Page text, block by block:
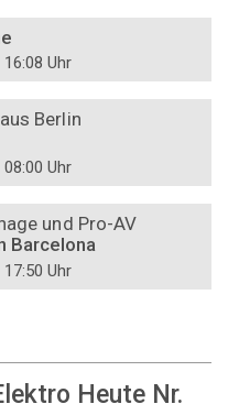
Uhr
Berlin
Uhr
und Pro-AV
Barcelona
Uhr
Heute Nr.